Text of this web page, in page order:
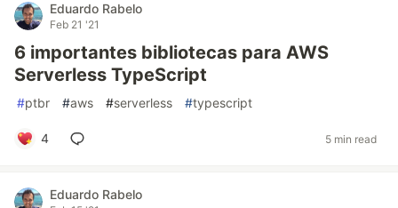
Eduardo Rabelo
Feb 21 '21
6 importantes bibliotecas para AWS
Serverless TypeScript
#ptbr #aws #serverless #typescript
4 5 min read
Eduardo Rabelo